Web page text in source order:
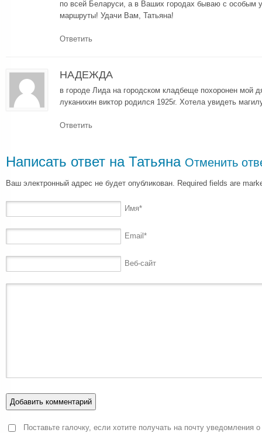
по всей Беларуси, а в Ваших городах бываю с особым
маршруты! Удачи Вам, Татьяна!
Ответить
НАДЕЖДА
в городе Лида на городском кладбеще похоронен мой
луканихин виктор родился 1925г. Хотела увидеть
Ответить
Написать ответ на Татьяна Отменить
Ваш электронный адрес не будет опубликован. Required fields are
Имя*
Email *
Веб-сайт
Поставьте галочку, если хотите получать на почту уведомления